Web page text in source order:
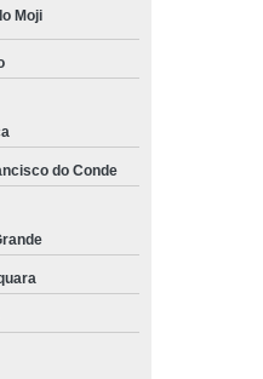
Gps
Moji
do Conde